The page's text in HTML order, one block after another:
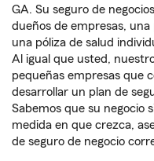
GA. Su seguro de
dueños de empresas,
una póliza de salud
Al igual que usted,
pequeñas empresas que
desarrollar un plan de
Sabemos que su negocio
medida en que crezca,
de seguro de negocio